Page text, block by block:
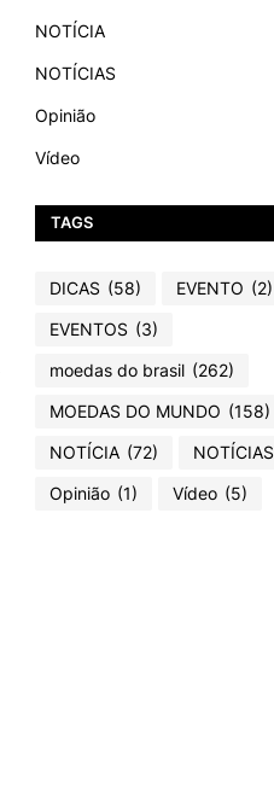
NOTÍCIA
NOTÍCIAS
Opinião
Vídeo
TAGS
DICAS (58) EVENTO (2)
EVENTOS (3)
moedas do brasil (262)
MOEDAS DO MUNDO (158)
NOTÍCIA (72) NOTÍCIAS
Opinião (1) Vídeo (5)